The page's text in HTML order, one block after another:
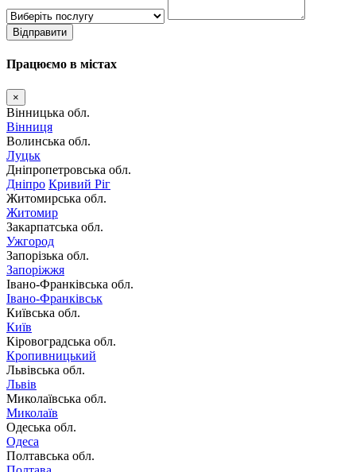
Відправити
Працюємо в містах
×
Вінницька обл.
Вінниця
Волинська обл.
Луцьк
Дніпропетровська обл.
Дніпро Кривий Ріг
Житомирська обл.
Житомир
Закарпатська обл.
Ужгород
Запорізька обл.
Запоріжжя
Івано-Франківська обл.
Івано-Франківськ
Київська обл.
Київ
Кіровоградська обл.
Кропивницький
Львівська обл.
Львів
Миколаївська обл.
Миколаїв
Одеська обл.
Одеса
Полтавська обл.